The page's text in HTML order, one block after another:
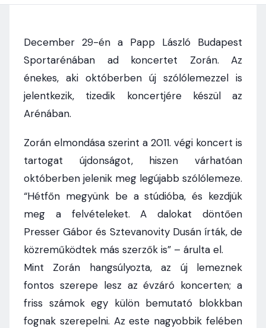
December 29-én a Papp László Budapest
Sportarénában ad koncertet Zorán. Az
énekes, aki októberben új szólólemezzel is
jelentkezik, tizedik koncertjére készül az
Arénában.
Zorán elmondása szerint a 2011. végi koncert is
tartogat újdonságot, hiszen várhatóan
októberben jelenik meg legújabb szólólemeze.
“Hétfőn megyünk be a stúdióba, és kezdjük
meg a felvételeket. A dalokat döntően
Presser Gábor és Sztevanovity Dusán írták, de
közreműködtek más szerzők is” – árulta el.
Mint Zorán hangsúlyozta, az új lemeznek
fontos szerepe lesz az évzáró koncerten; a
friss számok egy külön bemutató blokkban
fognak szerepelni. Az este nagyobbik felében